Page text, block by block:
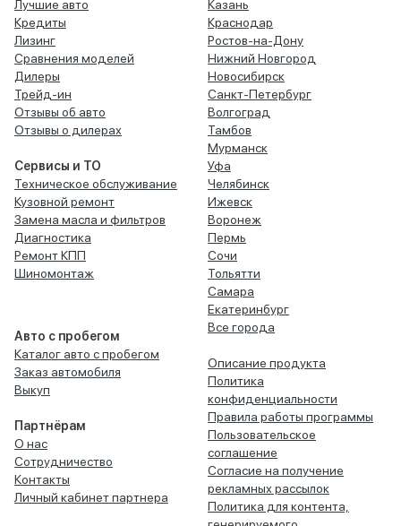
Лучшие авто
Кредиты
Лизинг
Сравнения моделей
Дилеры
Трейд-ин
Отзывы об авто
Отзывы о дилерах
Сервисы и ТО
Техническое обслуживание
Кузовной ремонт
Замена масла и фильтров
Диагностика
Ремонт КПП
Шиномонтаж
Авто с пробегом
Каталог авто с пробегом
Заказ автомобиля
Выкуп
Партнёрам
О нас
Сотрудничество
Контакты
Личный кабинет партнера
Казань
Краснодар
Ростов-на-Дону
Нижний Новгород
Новосибирск
Санкт-Петербург
Волгоград
Тамбов
Мурманск
Уфа
Челябинск
Ижевск
Воронеж
Пермь
Сочи
Тольятти
Самара
Екатеринбург
Все города
Описание продукта
Политика
конфиденциальности
Правила работы программы
Пользовательское
соглашение
Согласие на получение
рекламных рассылок
Политика для контента,